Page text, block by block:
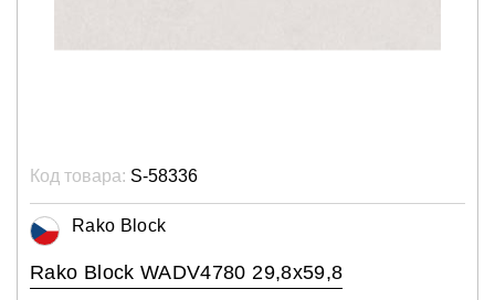
Код товара: S-58336
Rako Block
Rako Block WADV4780 29,8x59,8